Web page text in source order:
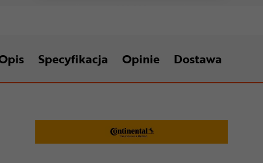
Specyfikacja Opinie Dostawa